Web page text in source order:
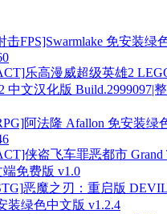
击FPS]Swarmlake 免安装绿
乐高漫威超级英雄2
2 中文汉化版 Build.2999097|
阿法隆 Afallon 免安装绿
侠盗飞车罪恶都市 Grand
免费版 v1.0
恶魔之刃：重启版
装绿色中文版 v1.2.4